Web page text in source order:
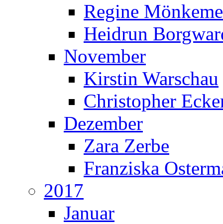
Regine
Heidrun
November
Kirstin Warschau
Christopher
Dezember
Zara Zerbe
Franziska
2017
Januar